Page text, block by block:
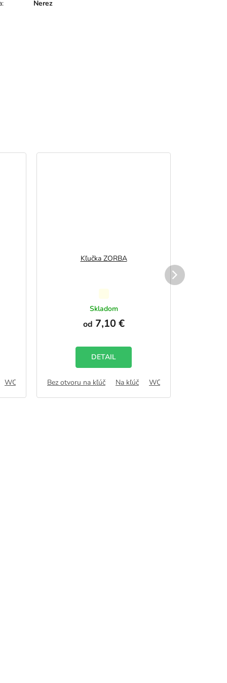
: Nerez
WC zámok FAB
Kľučka ZORBA
hodnotenie
produktu
je
z
5
hviezdičiek.
Skladom
od 7,10 €
DETAIL
Bez otvoru na kľúč Na kľúč WC zámok